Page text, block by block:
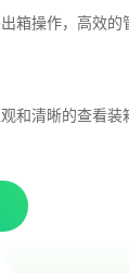
箱操作，高效的
和清晰的查看装